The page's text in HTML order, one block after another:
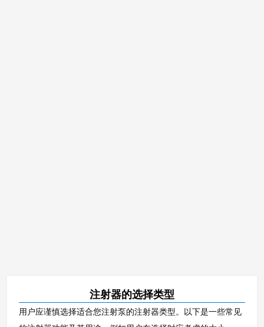
注射器的选择类型
用户应谨慎选择适合您注射泵的注射器类型。以下是一些常见